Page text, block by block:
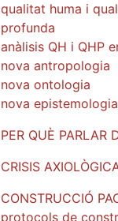
qualitat huma i
profunda
anàlisis QH i QHP
nova antropologia
nova ontologia
nova epistemologia
PER QUÈ PARLAR
CRISIS
CONSTRUCCIÓ
protocols de